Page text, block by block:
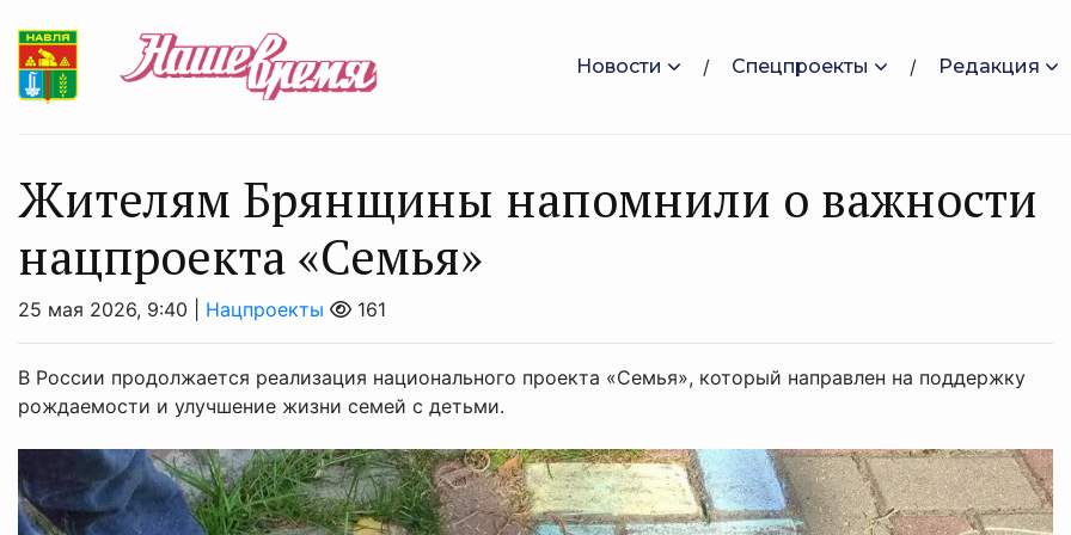
Новости Спецпроекты Редакция
Жителям Брянщины напомнили о важности
нацпроекта «Семья»
25 мая 2026, 9:40 | Нацпроекты 161
В России продолжается реализация национального проекта «Семья», который направлен на поддержку
рождаемости и улучшение жизни семей с детьми.